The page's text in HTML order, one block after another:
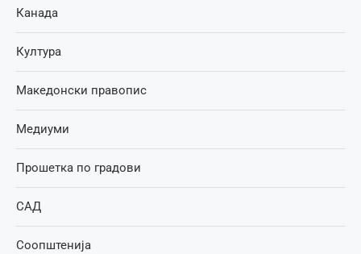
Канада
Култура
Македонски правопис
Медиуми
Прошетка по градови
САД
Соопштенија